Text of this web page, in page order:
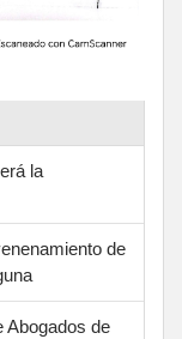
la
de
Abogados de